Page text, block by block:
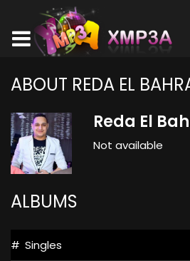
ABOUT REDA EL
Reda El
Not available
ALBUMS
# Singles